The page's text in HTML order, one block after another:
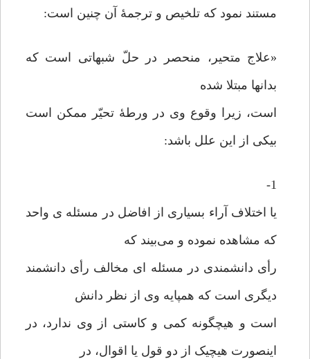
مستند نمود که تلخیص و ترجمۀ آن چنین است:
«علاج متحیر، منحصر در حلّ شبهاتی است که
بدانها مبتلا شده
است، زیرا وقوع وی در ورطۀ تحیّر ممکن است
بیکی از این علل باشد:
1-
یا اختلاف آراء بسیاری از افاضل در مسئله ی واحد
که مشاهده نموده و می‌بیند که
رأی دانشمندی در مسئله ای مخالف رأی دانشمند
دیگری است که همپایه وی از نظر دانش
است و هیچگونه کمی و کاستی از وی ندارد، در
اینصورت هیچیک از دو قول یا اقوال، در